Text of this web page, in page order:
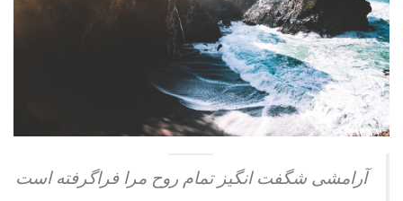
آرامشی شگفت انگیز تمام روح مرا فراگرفته است